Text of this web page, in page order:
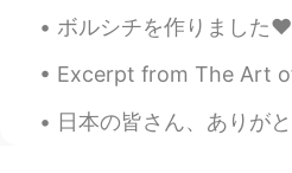
ボルシチを作りました❤️ おばあちゃんのレシピ!! I made borscht
Excerpt from The Art of Worldly Wisdom by Baltasar
日本の皆さん、ありがとうございました。オリンピックの閉会式を見るのは楽しかったし、パンデミックの最中で、しかも私